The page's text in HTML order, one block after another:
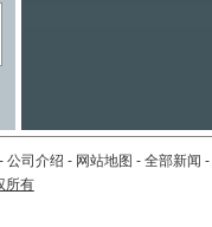
- 公司介绍 - 网站地图 - 全部新闻 -
所有